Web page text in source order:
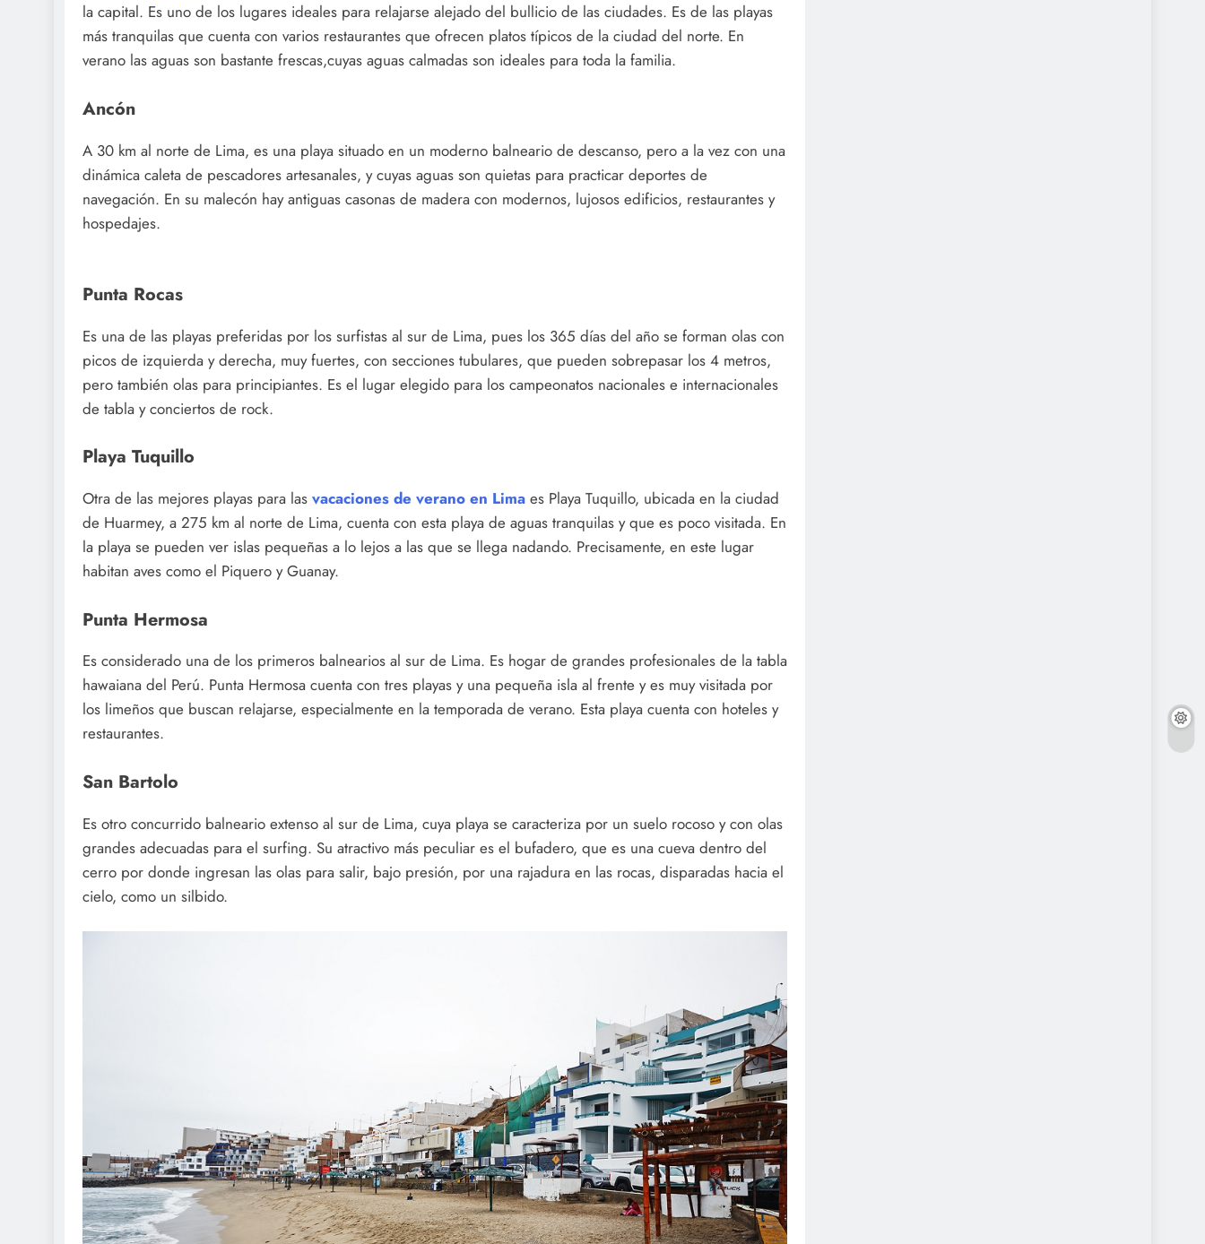
la capital. Es uno de los lugares ideales para relajarse alejado del bullicio de las ciudades. Es de las playas
más tranquilas que cuenta con varios restaurantes que ofrecen platos típicos de la ciudad del norte. En
verano las aguas son bastante frescas,cuyas aguas calmadas son ideales para toda la familia.
Ancón
A 30 km al norte de Lima, es una playa situado en un moderno balneario de descanso, pero a la vez con una
dinámica caleta de pescadores artesanales, y cuyas aguas son quietas para practicar deportes de
navegación. En su malecón hay antiguas casonas de madera con modernos, lujosos edificios, restaurantes y
hospedajes.
Punta Rocas
Es una de las playas preferidas por los surfistas al sur de Lima, pues los 365 días del año se forman olas con
picos de izquierda y derecha, muy fuertes, con secciones tubulares, que pueden sobrepasar los 4 metros,
pero también olas para principiantes. Es el lugar elegido para los campeonatos nacionales e internacionales
de tabla y conciertos de rock.
Playa Tuquillo
Otra de las mejores playas para las vacaciones de verano en Lima es Playa Tuquillo, ubicada en la ciudad
de Huarmey, a 275 km al norte de Lima, cuenta con esta playa de aguas tranquilas y que es poco visitada. En
la playa se pueden ver islas pequeñas a lo lejos a las que se llega nadando. Precisamente, en este lugar
habitan aves como el Piquero y Guanay.
Punta Hermosa
Es considerado una de los primeros balnearios al sur de Lima. Es hogar de grandes profesionales de la tabla
hawaiana del Perú. Punta Hermosa cuenta con tres playas y una pequeña isla al frente y es muy visitada por
los limeños que buscan relajarse, especialmente en la temporada de verano. Esta playa cuenta con hoteles y
restaurantes.
San Bartolo
Es otro concurrido balneario extenso al sur de Lima, cuya playa se caracteriza por un suelo rocoso y con olas
grandes adecuadas para el surfing. Su atractivo más peculiar es el bufadero, que es una cueva dentro del
cerro por donde ingresan las olas para salir, bajo presión, por una rajadura en las rocas, disparadas hacia el
cielo, como un silbido.